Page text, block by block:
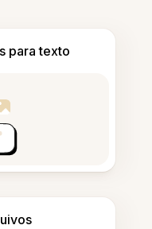
para texto